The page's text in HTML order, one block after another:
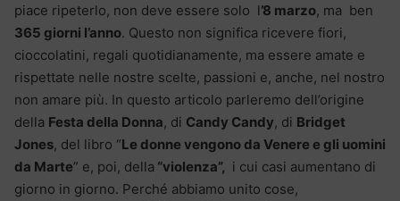
piace ripeterlo, non deve essere solo l’8 marzo, ma ben
365 giorni l’anno. Questo non significa ricevere fiori,
cioccolatini, regali quotidianamente, ma essere amate e
rispettate nelle nostre scelte, passioni e, anche, nel nostro
non amare più. In questo articolo parleremo dell’origine
della Festa della Donna, di Candy Candy, di Bridget
Jones, del libro “Le donne vengono da Venere e gli uomini
da Marte” e, poi, della “violenza”, i cui casi aumentano di
giorno in giorno. Perché abbiamo unito cose,